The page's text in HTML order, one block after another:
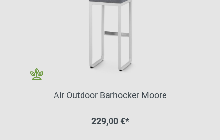
Air Outdoor Barhocker Moore
229,00 €*